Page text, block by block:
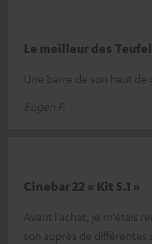
Le meilleur des
Une barre de son haut de
Eugen F.
Cinebar 22 « Kit 5.1 »
Avant l'achat, je m'étais
son auprès de